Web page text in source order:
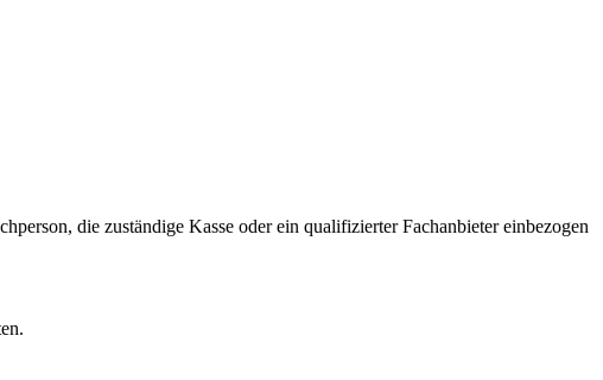
die zuständige Kasse oder ein qualifizierter Fachanbieter einbezogen